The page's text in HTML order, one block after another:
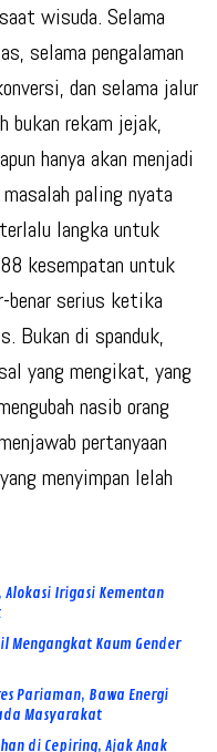
wisuda. Selama
selama pengalaman
dan selama jalur
bukan rekam jejak,
hanya akan menjadi
paling nyata
langka untuk
kesempatan untuk
benar serius ketika
Bukan di spanduk,
yang mengikat, yang
nasib orang
pertanyaan
menyimpan lelah
Alokasi Irigasi Kementan
Mengangkat Kaum Gender
Pariaman, Bawa Energi
Masyarakat
di Cepiring, Ajak Anak